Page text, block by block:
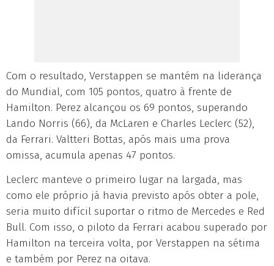
Com o resultado, Verstappen se mantém na liderança
do Mundial, com 105 pontos, quatro à frente de
Hamilton. Perez alcançou os 69 pontos, superando
Lando Norris (66), da McLaren e Charles Leclerc (52),
da Ferrari. Valtteri Bottas, após mais uma prova
omissa, acumula apenas 47 pontos.
Leclerc manteve o primeiro lugar na largada, mas
como ele próprio já havia previsto após obter a pole,
seria muito difícil suportar o ritmo de Mercedes e Red
Bull. Com isso, o piloto da Ferrari acabou superado por
Hamilton na terceira volta, por Verstappen na sétima
e também por Perez na oitava.